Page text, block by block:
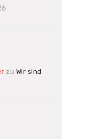
zu Wir sind